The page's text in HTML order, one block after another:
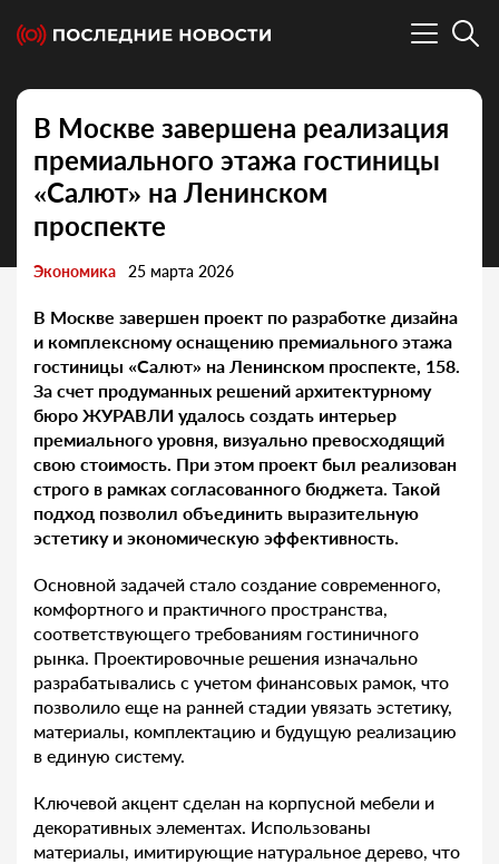
В Москве завершена реализация
премиального этажа гостиницы
«Салют» на Ленинском
проспекте
Экономика 25 марта 2026
В Москве завершен проект по разработке дизайна
и комплексному оснащению премиального этажа
гостиницы «Салют» на Ленинском проспекте, 158.
За счет продуманных решений архитектурному
бюро ЖУРАВЛИ удалось создать интерьер
премиального уровня, визуально превосходящий
свою стоимость. При этом проект был реализован
строго в рамках согласованного бюджета. Такой
подход позволил объединить выразительную
эстетику и экономическую эффективность.
Основной задачей стало создание современного,
комфортного и практичного пространства,
соответствующего требованиям гостиничного
рынка. Проектировочные решения изначально
разрабатывались с учетом финансовых рамок, что
позволило еще на ранней стадии увязать эстетику,
материалы, комплектацию и будущую реализацию
в единую систему.
Ключевой акцент сделан на корпусной мебели и
декоративных элементах. Использованы
материалы, имитирующие натуральное дерево, что